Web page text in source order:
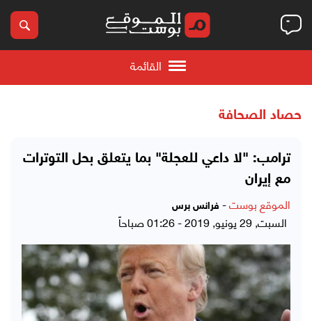
القائمة
حصاد الصحافة
ترامب: "لا داعي للعجلة" بما يتعلق بحل التوترات
مع إيران
الموقع بوست- فرانس برس
السبت, 29 يونيو, 2019 - 01:26 صباحاً